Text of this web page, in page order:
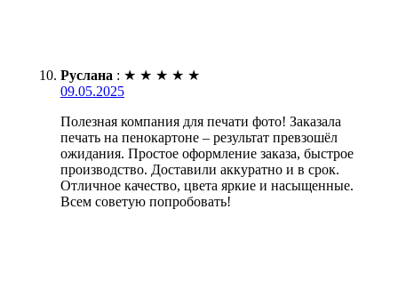
Руслана : ★ ★ ★ ★ ★
09.05.2025
Полезная компания для печати фото! Заказала
печать на пенокартоне – результат превзошёл
ожидания. Простое оформление заказа, быстрое
производство. Доставили аккуратно и в срок.
Отличное качество, цвета яркие и насыщенные.
Всем советую попробовать!